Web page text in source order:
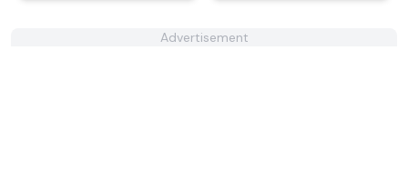
Advertisement